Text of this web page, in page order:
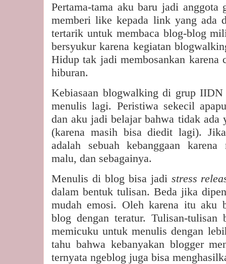
Pertama-tama aku baru jadi
memberi like kepada link yang ada
tertarik untuk membaca blog-blog
bersyukur karena kegiatan
Hidup tak jadi membosankan
hiburan.
Kebiasaan blogwalking di grup
menulis lagi. Peristiwa sekecil
dan aku jadi belajar bahwa tidak ada
(karena masih bisa diedit lagi).
adalah sebuah kebanggaan
malu, dan sebagainya.
Menulis di blog bisa jadi stress
dalam bentuk tulisan. Beda jika
mudah emosi. Oleh karena itu aku
blog dengan teratur. Tulisan-
memicuku untuk menulis dengan
tahu bahwa kebanyakan blogger
ternyata ngeblog juga bisa